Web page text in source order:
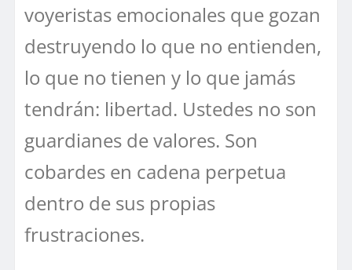
voyeristas emocionales que gozan
destruyendo lo que no entienden,
lo que no tienen y lo que jamás
tendrán: libertad. Ustedes no son
guardianes de valores. Son
cobardes en cadena perpetua
dentro de sus propias
frustraciones.